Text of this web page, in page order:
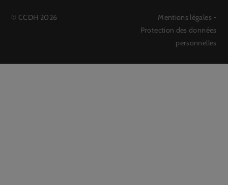
© CCDH 2026 Mentions légales -
Protection des données
personnelles